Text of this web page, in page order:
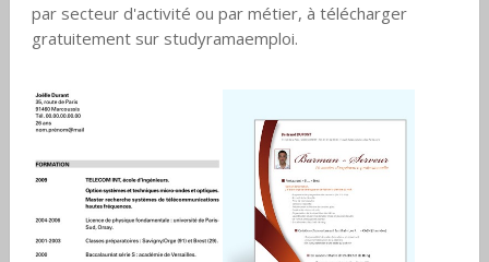
par secteur d'activité ou par métier, à télécharger
gratuitement sur studyramaemploi.